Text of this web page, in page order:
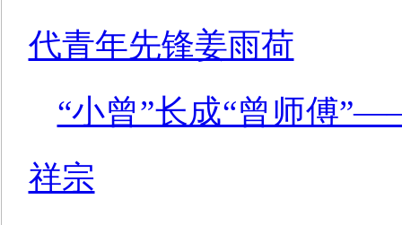
代青年先锋姜雨荷
“小曾”长成“曾师傅
祥宗